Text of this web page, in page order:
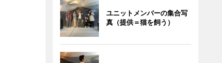
ユニットメンバーの集合写
真（提供＝猫を飼う）